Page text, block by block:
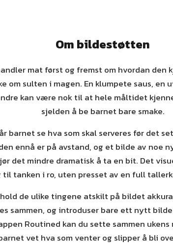
Om bildestøtten
mat først og fremst om hvordan den
om sulten i magen. En klumpete saus,
kan være nok til at hele måltidet
sjelden å be barnet bare smake.
barnet se hva som skal serveres før det
ennå er på avstand, og et bilde av noe
det mindre dramatisk å ta en bit. Det
til tanken i ro, uten presset av en full
de ulike tingene atskilt på bildet
sammen, og introduser bare ett nytt
Routined kan du sette sammen
vet hva som venter og slipper å bli